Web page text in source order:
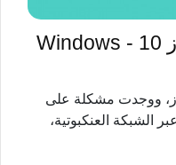
أنواع الباك اب في ويندوز 10 - Windows
ووجدت مشكلة على
الشبكة العنكبوتية،